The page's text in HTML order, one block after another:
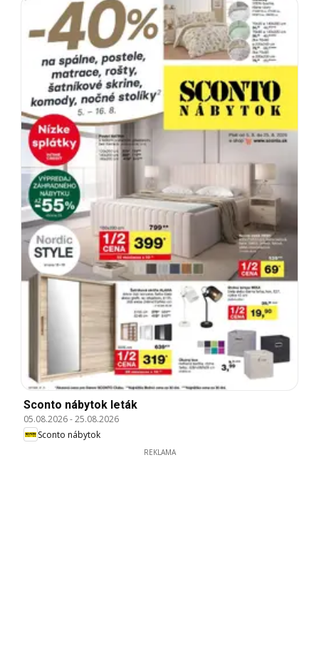
Sconto nábytok leták
05.08.2026-25.08.2026
Sconto nábytok
REKLAMA